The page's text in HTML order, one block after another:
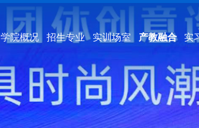
学院概况 招生专业 实训场室 产教融合 实